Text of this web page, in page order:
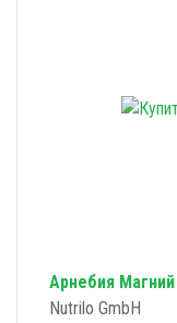
Арнебия
Nutrilo GmbH